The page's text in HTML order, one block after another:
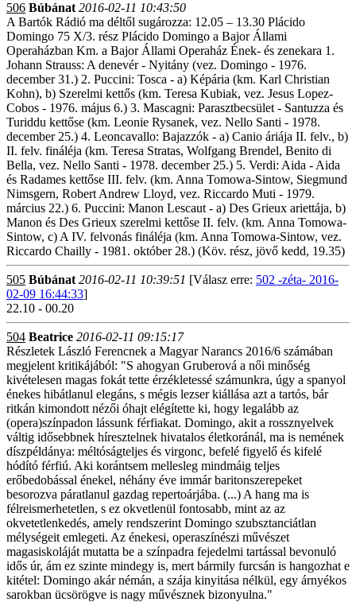
506 Búbánat 2016-02-11 10:43:50
A Bartók Rádió ma déltől sugározza: 12.05 – 13.30 Plácido
Domingo 75 X/3. rész Plácido Domingo a Bajor Állami
Operaházban Km. a Bajor Állami Operaház Ének- és zenekara 1.
Johann Strauss: A denevér - Nyitány (vez. Domingo - 1976.
december 31.) 2. Puccini: Tosca - a) Képária (km. Karl Christian
Kohn), b) Szerelmi kettős (km. Teresa Kubiak, vez. Jesus Lopez-
Cobos - 1976. május 6.) 3. Mascagni: Parasztbecsület - Santuzza és
Turiddu kettőse (km. Leonie Rysanek, vez. Nello Santi - 1978.
december 25.) 4. Leoncavallo: Bajazzók - a) Canio áriája II. felv., b)
II. felv. fináléja (km. Teresa Stratas, Wolfgang Brendel, Benito di
Bella, vez. Nello Santi - 1978. december 25.) 5. Verdi: Aida - Aida
és Radames kettőse III. felv. (km. Anna Tomowa-Sintow, Siegmund
Nimsgern, Robert Andrew Lloyd, vez. Riccardo Muti - 1979.
március 22.) 6. Puccini: Manon Lescaut - a) Des Grieux ariettája, b)
Manon és Des Grieux szerelmi kettőse II. felv. (km. Anna Tomowa-
Sintow, c) A IV. felvonás fináléja (km. Anna Tomowa-Sintow, vez.
Riccardo Chailly - 1981. október 28.) (Köv. rész, jövő kedd, 19.35)
505 Búbánat 2016-02-11 10:39:51 [Válasz erre: 502 -zéta- 2016-
02-09 16:44:33]
22.10 - 00.20
504 Beatrice 2016-02-11 09:15:17
Részletek László Ferencnek a Magyar Narancs 2016/6 számában
megjelent kritikájából: "S ahogyan Gruberová a női minőség
kivételesen magas fokát tette érzékletessé számunkra, úgy a spanyol
énekes hibátlanul elegáns, s mégis lezser kiállása azt a tartós, bár
ritkán kimondott nézői óhajt elégítette ki, hogy legalább az
(opera)színpadon lássunk férfiakat. Domingo, akit a rossznyelvek
váltig idősebbnek híresztelnek hivatalos életkoránál, ma is nemének
díszpéldánya: méltóságteljes és virgonc, befelé figyelő és kifelé
hódító férfiú. Aki korántsem mellesleg mindmáig teljes
erőbedobással énekel, néhány éve immár baritonszerepeket
besorozva páratlanul gazdag repertoárjába. (...) A hang ma is
félreismerhetetlen, s ez okvetlenül fontosabb, mint az az
okvetetlenkedés, amely rendszerint Domingo szubsztanciátlan
mélységeit emlegeti. Az énekesi, operaszínészi művészet
magasiskoláját mutatta be a színpadra fejedelmi tartással bevonuló
idős úr, ám ez szinte mindegy is, mert bármily furcsán is hangozhat e
kitétel: Domingo akár némán, a szája kinyitása nélkül, egy árnyékos
sarokban ücsörögve is nagy művésznek bizonyulna."